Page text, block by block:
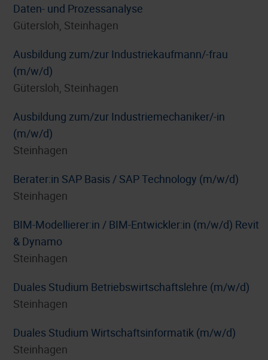
Daten- und Prozessanalyse
Gütersloh, Steinhagen
Ausbildung zum/zur Industriekaufmann/-frau
(m/w/d)
Gütersloh, Steinhagen
Ausbildung zum/zur Industriemechaniker/-in
(m/w/d)
Steinhagen
Berater:in SAP Basis / SAP Technology (m/w/d)
Steinhagen
BIM-Modellierer:in / BIM-Entwickler:in (m/w/d) Revit
& Dynamo
Steinhagen
Duales Studium Betriebswirtschaftslehre (m/w/d)
Steinhagen
Duales Studium Wirtschaftsinformatik (m/w/d)
Steinhagen